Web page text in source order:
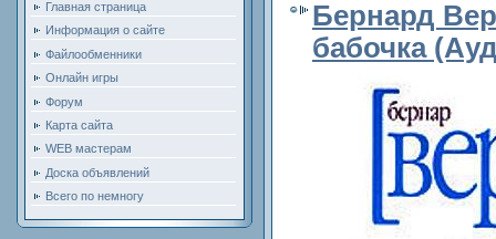
Главная страница
Информация о сайте
Файлообменники
Онлайн игры
Форум
Карта сайта
WEB мастерам
Доска объявлений
Всего по немногу
Бернард
бабочка